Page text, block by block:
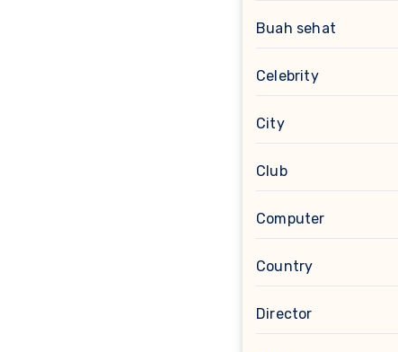
Buah sehat
Celebrity
City
Club
Computer
Country
Director